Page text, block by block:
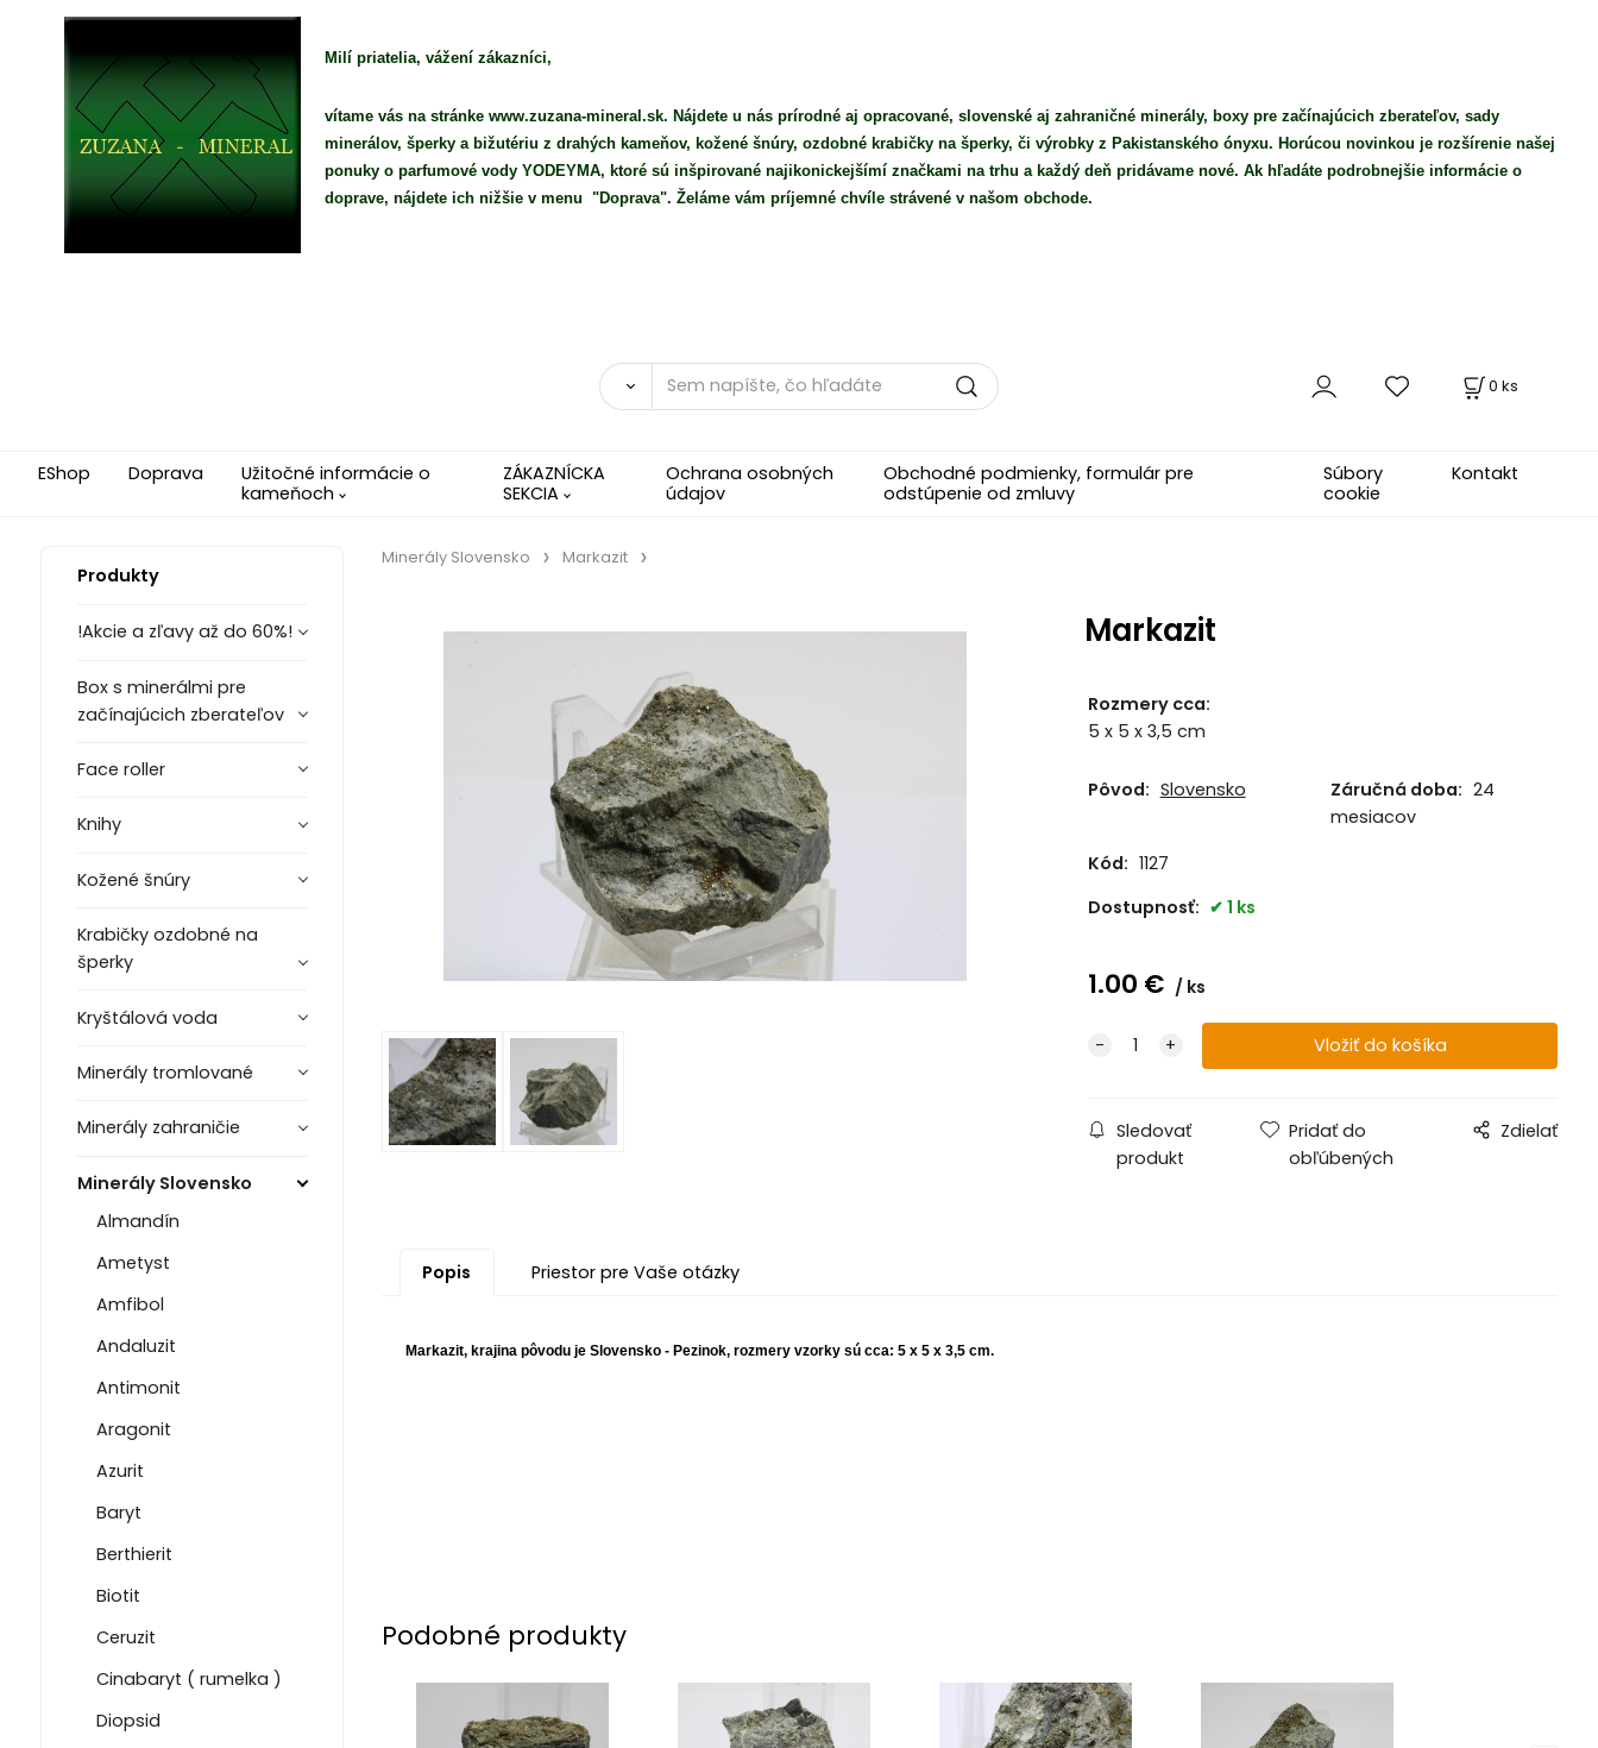
Milí priatelia, vážení zákazníci,
vítame vás na stránke www.zuzana-mineral.sk. Nájdete u nás prírodné aj opracované, slovenské aj zahraničné minerály, boxy pre začínajúcich zberateľov, sady
minerálov, šperky a bižutériu z drahých kameňov, kožené šnúry, ozdobné krabičky na šperky, či výrobky z Pakistanského ónyxu. Horúcou novinkou je rozšírenie našej
ponuky o parfumové vody YODEYMA, ktoré sú inšpirované najikonickejšímí značkami na trhu a každý deň pridávame nové. Ak hľadáte podrobnejšie informácie o
doprave, nájdete ich nižšie v menu "Doprava". Želáme vám príjemné chvíle strávené v našom obchode.
0 ks
EShop Doprava
Užitočné informácie o
kameňoch
ZÁKAZNÍCKA
SEKCIA
Ochrana osobných
údajov
Obchodné podmienky, formulár pre
odstúpenie od zmluvy
Súbory
cookie
Kontakt
Produkty
!Akcie a zľavy až do 60%!
Box s minerálmi pre
začínajúcich zberateľov
Face roller
Knihy
Kožené šnúry
Krabičky ozdobné na
šperky
Kryštálová voda
Minerály tromlované
Minerály zahraničie
Minerály Slovensko
Almandín
Ametyst
Amfibol
Andaluzit
Antimonit
Aragonit
Azurit
Baryt
Berthierit
Biotit
Ceruzit
Cinabaryt ( rumelka )
Diopsid
Minerály Slovensko Markazit
Markazit
Rozmery cca:
5 x 5 x 3,5 cm
Pôvod: Slovensko Záručná doba: 24
mesiacov
Kód: 1127
Dostupnosť:
1 ks
1.00 € ks
Sledovať
produkt
Pridať do
obľúbených
Zdielať
Popis Priestor pre Vaše otázky
Markazit, krajina pôvodu je Slovensko - Pezinok, rozmery vzorky sú cca: 5 x 5 x 3,5 cm.
Podobné produkty